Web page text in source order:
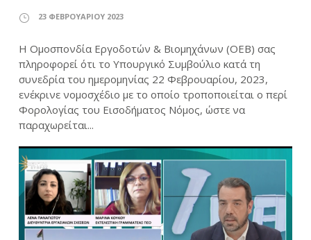
23 ΦΕΒΡΟΥΑΡΊΟΥ 2023
Η Ομοσπονδία Εργοδοτών & Βιομηχάνων (ΟΕΒ) σας
πληροφορεί ότι το Υπουργικό Συμβούλιο κατά τη
συνεδρία του ημερομηνίας 22 Φεβρουαρίου, 2023,
ενέκρινε νομοσχέδιο με το οποίο τροποποιείται ο περί
Φορολογίας του Εισοδήματος Νόμος, ώστε να
παραχωρείται...